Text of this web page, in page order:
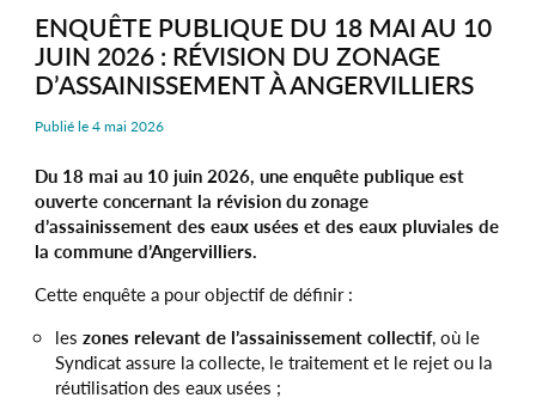
ENQUÊTE PUBLIQUE DU 18 MAI AU 10
JUIN 2026 : RÉVISION DU ZONAGE
D’ASSAINISSEMENT À ANGERVILLIERS
Publié le4 mai 2026
Du 18 mai au 10 juin 2026, une enquête publique est
ouverte concernant la révision du zonage
d’assainissement des eaux usées et des eaux pluviales de
la commune d’Angervilliers.
Cette enquête a pour objectif de définir :
les zones relevant de l’assainissement collectif, où le
Syndicat assure la collecte, le traitement et le rejet ou la
réutilisation des eaux usées ;